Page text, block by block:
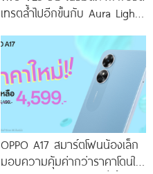
เทรตล้ำไปอีกขั้นกับ Aura Light
โดดเด่นด้วยสุนทรียศาสตร์แห่ง
OPPO A17 สมาร์ตโฟนน้องเล็ก
มอบความคุ้มค่ากว่าราคาโดนใจ